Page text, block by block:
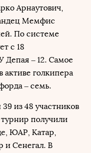
Арнаутович,
Мемфис
По системе
с 18
Депая – 12. Самое
активе голкипера
– семь.
из 48 участников
получили
ЮАР, Катар,
и Сенегал. В